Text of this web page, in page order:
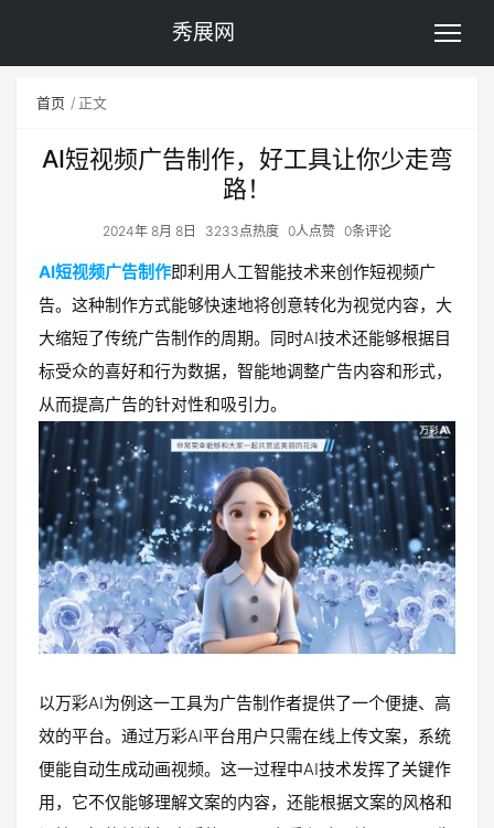
秀展网
首页 正文
AI短视频广告制作，好工具让你少走弯
路！
2024年 8月 8日 3233点热度 0人点赞 0条评论
AI短视频广告制作即利用人工智能技术来创作短视频广
告。这种制作方式能够快速地将创意转化为视觉内容，大
大缩短了传统广告制作的周期。同时AI技术还能够根据目
标受众的喜好和行为数据，智能地调整广告内容和形式，
从而提高广告的针对性和吸引力。
以万彩AI为例这一工具为广告制作者提供了一个便捷、高
效的平台。通过万彩AI平台用户只需在线上传文案，系统
便能自动生成动画视频。这一过程中AI技术发挥了关键作
用，它不仅能够理解文案的内容，还能根据文案的风格和